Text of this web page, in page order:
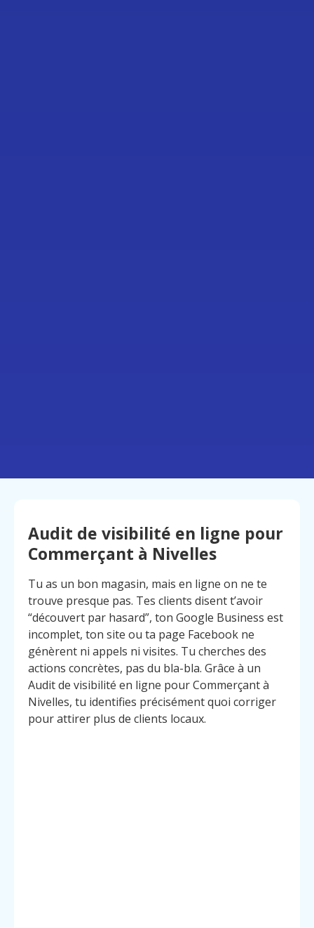
Audit de visibilité en ligne pour
Commerçant à Nivelles
Tu as un bon magasin, mais en ligne on ne te
trouve presque pas. Tes clients disent t’avoir
“découvert par hasard”, ton Google Business est
incomplet, ton site ou ta page Facebook ne
génèrent ni appels ni visites. Tu cherches des
actions concrètes, pas du bla-bla. Grâce à un
Audit de visibilité en ligne pour Commerçant à
Nivelles, tu identifies précisément quoi corriger
pour attirer plus de clients locaux.